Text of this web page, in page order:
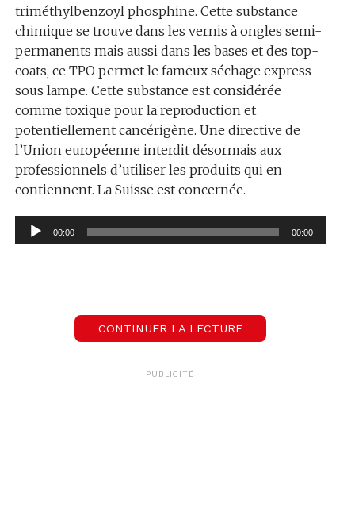
triméthylbenzoyl phosphine. Cette substance
chimique se trouve dans les vernis à ongles semi-
permanents mais aussi dans les bases et des top-
coats, ce TPO permet le fameux séchage express
sous lampe. Cette substance est considérée
comme toxique pour la reproduction et
potentiellement cancérigène. Une directive de
l’Union européenne interdit désormais aux
professionnels d’utiliser les produits qui en
contiennent. La Suisse est concernée.
Lecteur
audio
00:00 00:00
CONTINUER LA LECTURE
PUBLICITÉ